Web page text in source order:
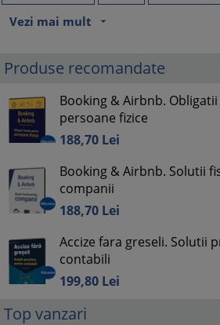
Vezi mai mult
arrow_drop_down
Produse recomandate
Booking & Airbnb.
persoane fizice
188,70 Lei
Booking & Airbnb. Solutii
companii
188,70 Lei
Accize fara greseli. Solutii
contabili
199,80 Lei
Top vanzari